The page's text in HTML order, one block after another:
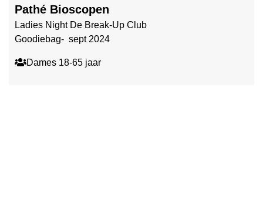
Pathé Bioscopen
Ladies Night De Break-Up Club
Goodiebag- sept 2024
Dames 18-65 jaar